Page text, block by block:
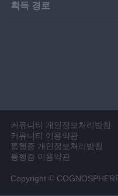
획득 경로
커뮤니티 개인정보처리방침
커뮤니티 이용약관
통행증 개인정보처리방침
통행증 이용약관
Copyright ©